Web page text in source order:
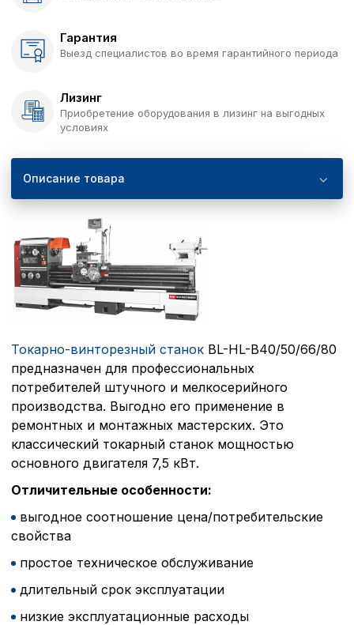
Гарантия
Выезд специалистов во время гарантийного периода
Лизинг
Приобретение оборудования в лизинг на выгодных
условиях
Описание товара
Токарно-винторезный станок BL-HL-B40/50/66/80
предназначен для профессиональных
потребителей штучного и мелкосерийного
производства. Выгодно его применение в
ремонтных и монтажных мастерских. Это
классический токарный станок мощностью
основного двигателя 7,5 кВт.
Отличительные особенности:
выгодное соотношение цена/потребительские
свойства
простое техническое обслуживание
длительный срок эксплуатации
низкие эксплуатационные расходы